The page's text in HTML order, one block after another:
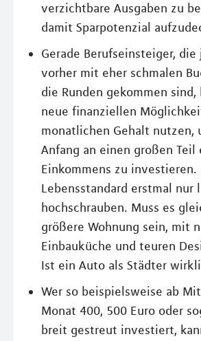
verzichtbare Ausgaben zu
damit Sparpotenzial
Gerade Berufseinsteiger, die
vorher mit eher schmalen
die Runden gekommen
neue finanziellen
monatlichen Gehalt nutzen,
Anfang an einen großen Teil
Einkommens zu investieren.
Lebensstandard erstmal nur
hochschrauben. Muss es
größere Wohnung sein, mit
Einbauküche und teuren
Ist ein Auto als Städter
Wer so beispielsweise ab
Monat 400, 500 Euro oder
breit gestreut investiert,